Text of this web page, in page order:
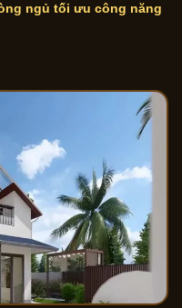
ngủ tối ưu công năng